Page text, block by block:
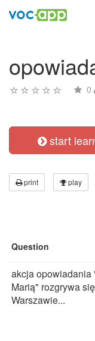
0
start
print play
Question
akcja opowiadania
Marią" rozgrywa
Warszawie...